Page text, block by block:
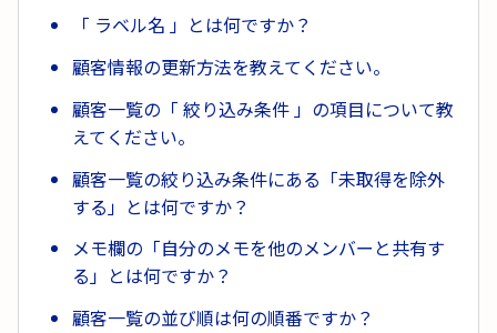
「 ラベル名 」とは何ですか？
顧客情報の更新方法を教えてください。
顧客一覧の「 絞り込み条件 」の項目について教
えてください。
顧客一覧の絞り込み条件にある「未取得を除外
する」とは何ですか？
メモ欄の「自分のメモを他のメンバーと共有す
る」とは何ですか？
顧客一覧の並び順は何の順番ですか？